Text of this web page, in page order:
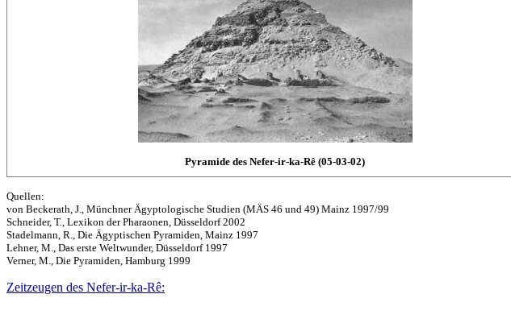
Pyramide des Nefer-ir-ka-Rê (05-03-02)
Quellen:
von Beckerath, J., Münchner Ägyptologische Studien (MÄS 46 und 49) Mainz 1997/99
Schneider, T., Lexikon der Pharaonen, Düsseldorf 2002
Stadelmann, R., Die Ägyptischen Pyramiden, Mainz 1997
Lehner, M., Das erste Weltwunder, Düsseldorf 1997
Verner, M., Die Pyramiden, Hamburg 1999
Zeitzeugen des Nefer-ir-ka-Rê: